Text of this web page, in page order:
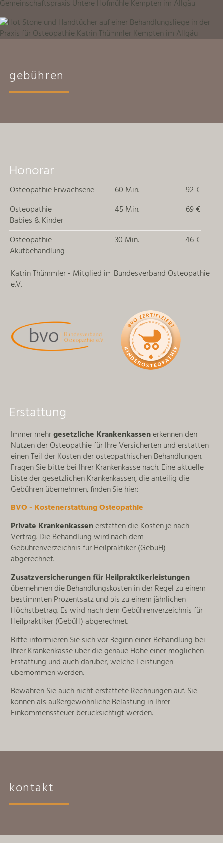
gebühren
Honorar
OsteopathieErwachsene 60 Min.
92 €
Osteopathie
Babies & Kinder
45 Min. 69 €
Osteopathie
Akutbehandlung
30 Min. 46 €
Katrin Thümmler - Mitglied im Bundesverband Osteopathie
e.V.
Erstattung
Immer mehrgesetzliche Krankenkassenerkennen den
Nutzen der Osteopathie für Ihre Versicherten und erstatten
einen Teil der Kosten der osteopathischen Behandlungen.
Fragen Sie bitte bei Ihrer Krankenkasse nach. Eine aktuelle
Liste der gesetzlichen Krankenkassen, die anteilig die
Gebühren übernehmen, finden Sie hier:
BVO - Kostenerstattung Osteopathie
Private Krankenkassenerstatten die Kosten je nach
Vertrag. Die Behandlung wird nach dem
Gebührenverzeichnis für Heilpraktiker (GebüH)
abgerechnet.
Zusatzversicherungen für Heilpraktikerleistungen
übernehmen die Behandlungskosten in der Regel zu einem
bestimmten Prozentsatz und bis zu einem jährlichen
Höchstbetrag. Es wird nach dem Gebührenverzeichnis für
Heilpraktiker (GebüH) abgerechnet.
Bitte informieren Sie sich vor Beginn einer Behandlung bei
Ihrer Krankenkasse über die genaue Höhe einer möglichen
Erstattung und auch darüber, welche Leistungen
übernommen werden.
Bewahren Sie auch nicht erstattete Rechnungen auf. Sie
können als außergewöhnliche Belastung in Ihrer
Einkommenssteuer berücksichtigt werden.
kontakt